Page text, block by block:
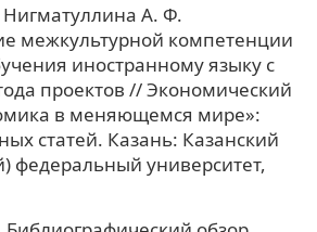
А. Ф.
межкультурной компетенции
иностранному языку с
проектов // Экономический
в меняющемся мире»:
статей. Казань: Казанский
федеральный университет,